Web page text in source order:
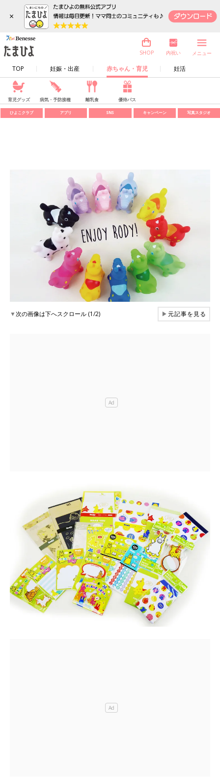
×
TOP 妊娠・出産 赤ちゃん・育児 妊活
SHOP 内祝い メニュー
育児グッズ 病気・予防接種 離乳食 優待パス
ひよこクラブ アプリ SNS キャンペーン 写真スタジオ
▼次の画像は下へスクロール (1/2) ▶元記事を見る